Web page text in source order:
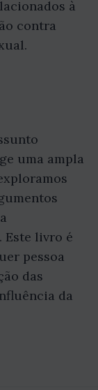
à
contra
uma ampla
Este livro é
pessoa
das
da